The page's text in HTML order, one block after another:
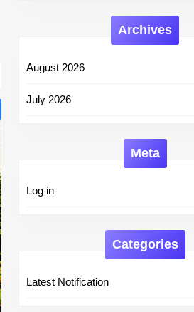
Archives
August 2026
July 2026
Meta
Log in
Categories
Latest Notification